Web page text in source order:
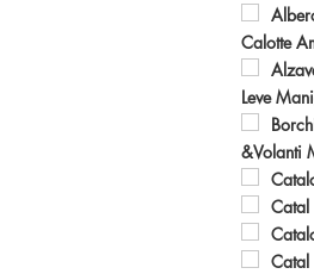
Calotte
Leve
&Volanti
Catal
Catal